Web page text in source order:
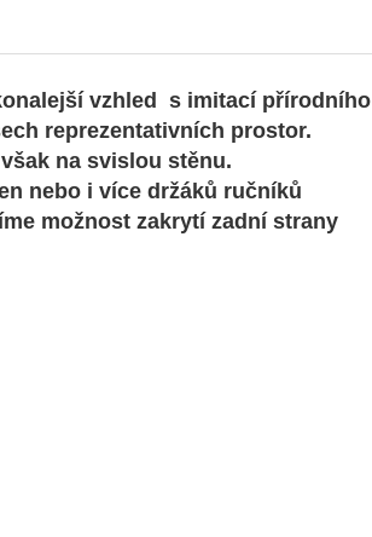
vzhled s imitací přírodního
reprezentativních prostor.
na svislou stěnu.
nebo i více držáků ručníků
možnost zakrytí zadní strany